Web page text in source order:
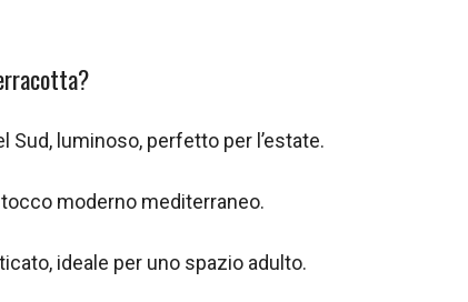
Sud, luminoso, perfetto per l’estate.
moderno mediterraneo.
ideale per uno spazio adulto.